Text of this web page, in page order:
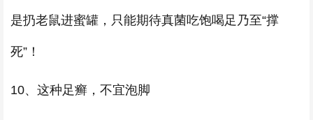
是扔老鼠进蜜罐，只能期待真菌吃饱喝足乃至“撑
死”！
10、这种足癣，不宜泡脚